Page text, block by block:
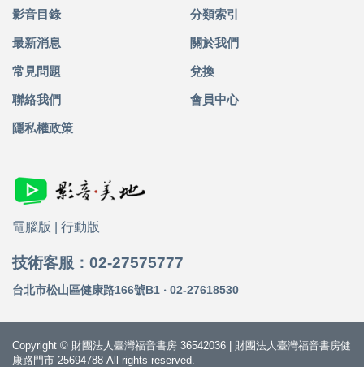
影音目錄 分類索引
最新消息 關於我們
常見問題 兌換
聯絡我們 會員中心
隱私權政策
電腦版 行動版
技術客服：02-27575777
台北市松山區健康路166號B1 ‧ 02-27618530
Copyright © 財團法人臺灣福音書房 36542036 | 財團法人臺灣福音書房健
康路門市 25694788 All rights reserved.